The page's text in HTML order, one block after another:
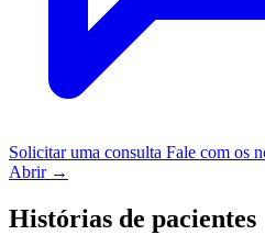
Solicitar uma consulta Fale com os
Abrir →
Histórias de pacientes